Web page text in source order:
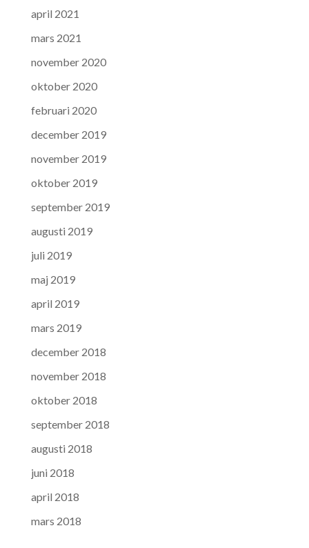
april 2021
mars 2021
november 2020
oktober 2020
februari 2020
december 2019
november 2019
oktober 2019
september 2019
augusti 2019
juli 2019
maj 2019
april 2019
mars 2019
december 2018
november 2018
oktober 2018
september 2018
augusti 2018
juni 2018
april 2018
mars 2018